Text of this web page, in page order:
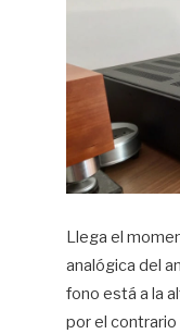
Llega el
analógica del
fono está a la
por el